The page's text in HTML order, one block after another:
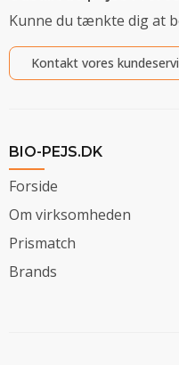
Kunne du tænkte dig at
Kontakt vores
BIO-PEJS.DK
Forside
Om virksomheden
Prismatch
Brands